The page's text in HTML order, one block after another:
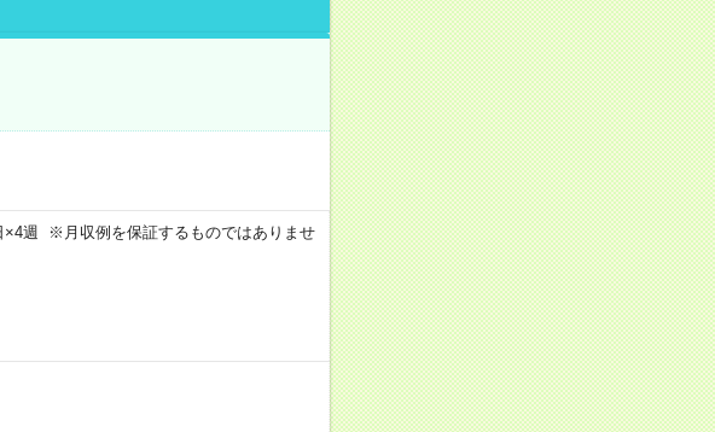
週 ※月収例を保証するものではありませ